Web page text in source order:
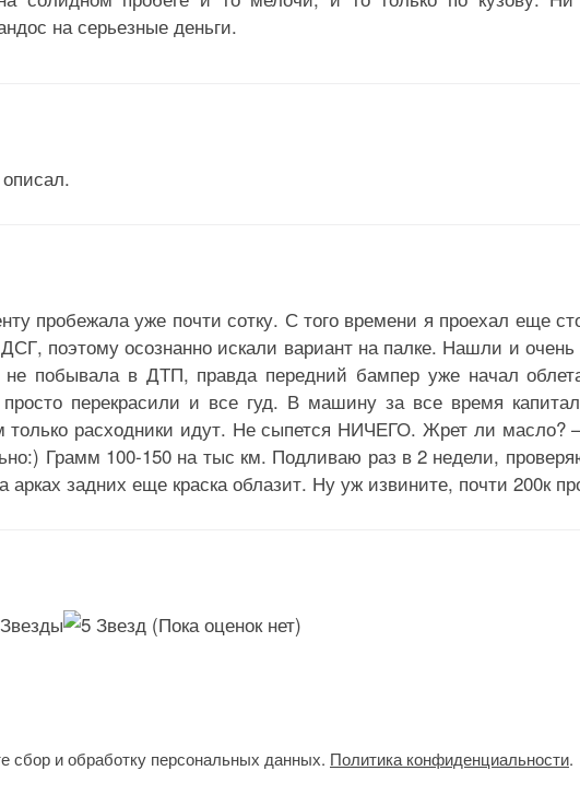
на серьезные деньги.
пробежала уже почти сотку. С того времени я проехал еще
поэтому осознанно искали вариант на палке. Нашли и
побывала в ДТП, правда передний бампер уже начал
перекрасили и все гуд. В машину за все время
только расходники идут. Не сыпется НИЧЕГО. Жрет ли масло?
Грамм 100-150 на тыс км. Подливаю раз в 2 недели,
задних еще краска облазит. Ну уж извините, почти 200к
(Пока оценок нет)
и обработку персональных данных. Политика конфиденциальности.